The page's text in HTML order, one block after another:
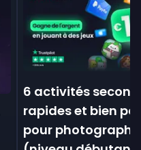
6 activités
rapides et bien
pour